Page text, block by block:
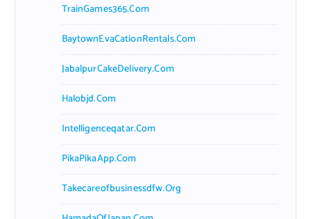
TrainGames365.com
BaytownEvaCationRentals.com
JabalpurCakeDelivery.com
Halobjd.com
Intelligenceqatar.com
PikaPikaApp.com
Takecareofbusinessdfw.org